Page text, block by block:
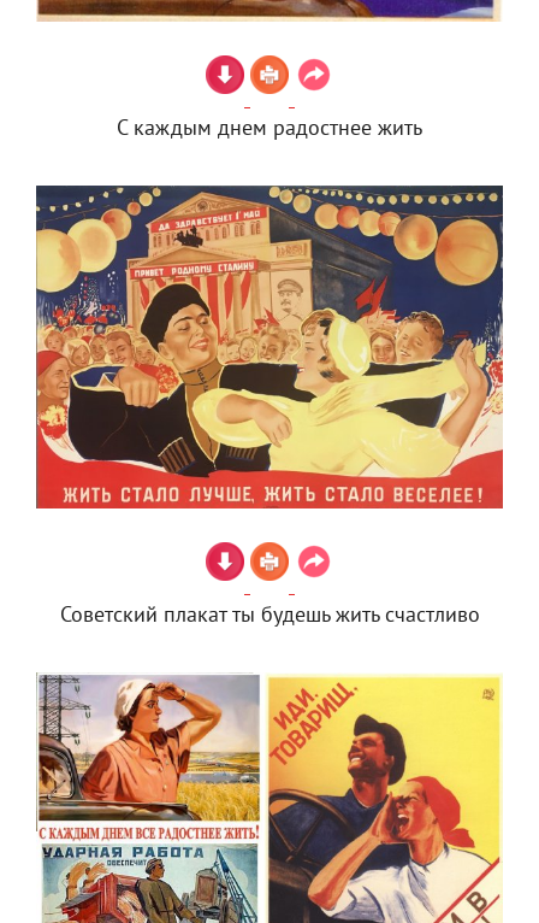
С каждым днем радостнее жить
Советский плакат ты будешь жить счастливо